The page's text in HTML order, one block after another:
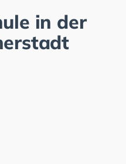
in der